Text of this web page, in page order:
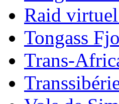
Raid
Tongass
Trans-